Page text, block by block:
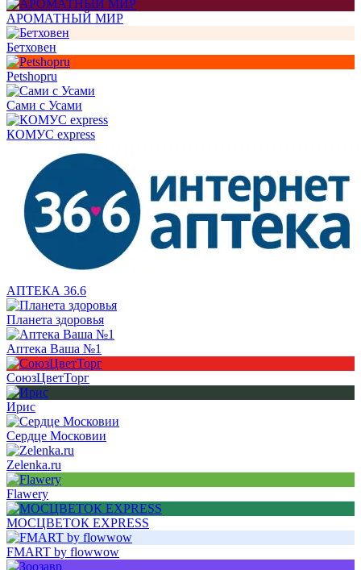
АРОМАТНЫЙ МИР
Бетховен
Petshopru
Сами с Усами
КОМУС express
АПТЕКА 36.6
Планета здоровья
Аптека Ваша №1
СоюзЦветТорг
Ирис
Сердце Московии
Zelenka.ru
Flawery
МОСЦВЕТОК EXPRESS
FMART by flowwow